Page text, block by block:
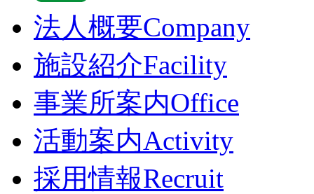
法人概要Company
施設紹介Facility
事業所案内Office
活動案内Activity
採用情報Recruit